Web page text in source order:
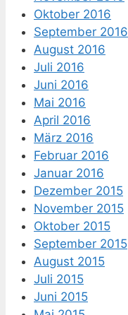
Oktober 2016
September 2016
August 2016
Juli 2016
Juni 2016
Mai 2016
April 2016
März 2016
Februar 2016
Januar 2016
Dezember 2015
November 2015
Oktober 2015
September 2015
August 2015
Juli 2015
Juni 2015